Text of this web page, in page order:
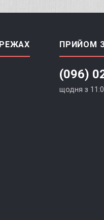
ПРИЙОМ
(096)
щодня з